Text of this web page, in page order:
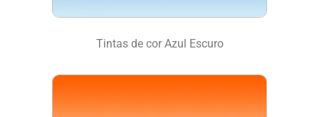
Tintas de cor Azul Escuro